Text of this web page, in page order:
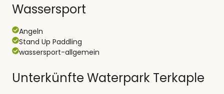
Wassersport
Angeln
Stand Up Paddling
wassersport-allgemein
Unterkünfte Waterpark Terkaple